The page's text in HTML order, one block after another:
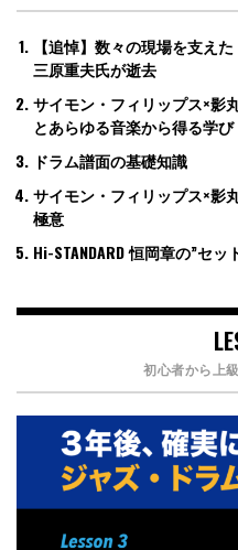
【追悼】数々の現場を支え
三原重夫氏が逝去
サイモン・フィリップス×影
とあらゆる音楽から得る学び
ドラム譜面の基礎知識
サイモン・フィリップス×影
極意
Hi-STANDARD 恒岡章の”セ
初心者から上